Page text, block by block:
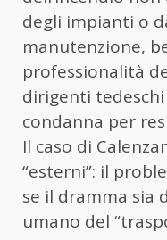
degli impianti o
manutenzione,
professionalità
dirigenti tedeschi
condanna per
Il caso di
“esterni”: il
se il dramma sia
umano del